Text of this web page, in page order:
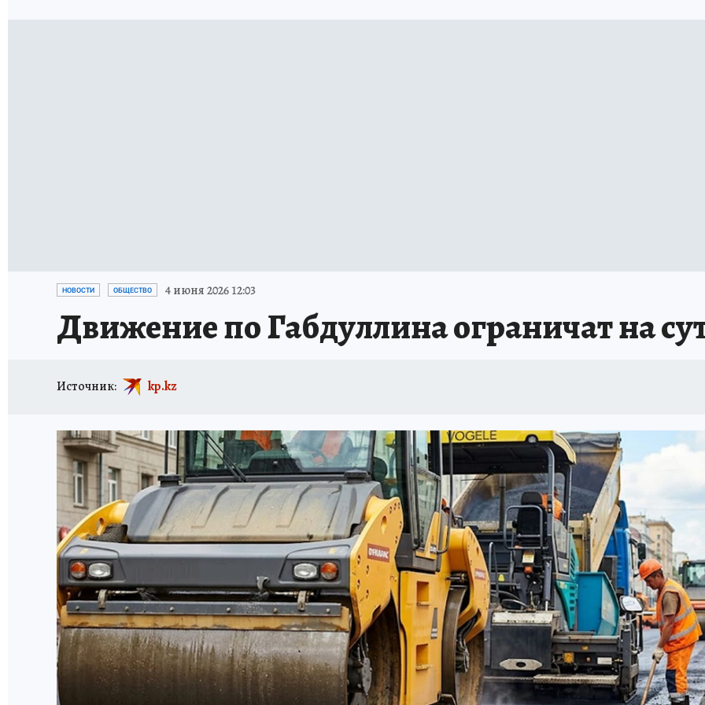
НОВОСТИ ОБЩЕСТВО 4 июня 2026 12:03
Движение по Габдуллина ограничат на
Источник: kp.kz